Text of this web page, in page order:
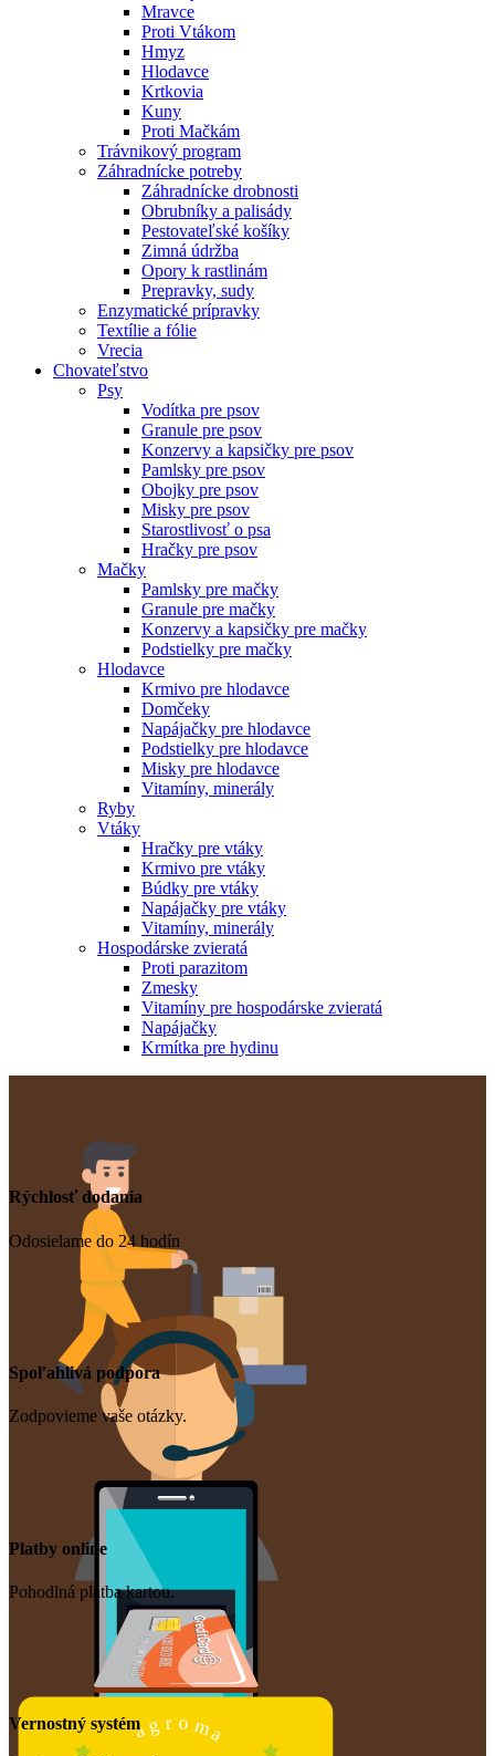
Mravce
Proti Vtákom
Hmyz
Hlodavce
Krtkovia
Kuny
Proti Mačkám
Trávnikový program
Záhradnícke potreby
Záhradnícke drobnosti
Obrubníky a palisády
Pestovateľské košíky
Zimná údržba
Opory k rastlinám
Prepravky, sudy
Enzymatické prípravky
Textílie a fólie
Vrecia
Chovateľstvo
Psy
Vodítka pre psov
Granule pre psov
Konzervy a kapsičky pre psov
Pamlsky pre psov
Obojky pre psov
Misky pre psov
Starostlivosť o psa
Hračky pre psov
Mačky
Pamlsky pre mačky
Granule pre mačky
Konzervy a kapsičky pre mačky
Podstielky pre mačky
Hlodavce
Krmivo pre hlodavce
Domčeky
Napájačky pre hlodavce
Podstielky pre hlodavce
Misky pre hlodavce
Vitamíny, minerály
Ryby
Vtáky
Hračky pre vtáky
Krmivo pre vtáky
Búdky pre vtáky
Napájačky pre vtáky
Vitamíny, minerály
Hospodárske zvieratá
Proti parazitom
Zmesky
Vitamíny pre hospodárske zvieratá
Napájačky
Krmítka pre hydinu
Rýchlosť dodania
Odosielame do 24 hodín
Spoľahlivá podpora
Zodpovieme vaše otázky.
Platby online
Pohodlná platba kartou.
agrom
a
Vernostný systém